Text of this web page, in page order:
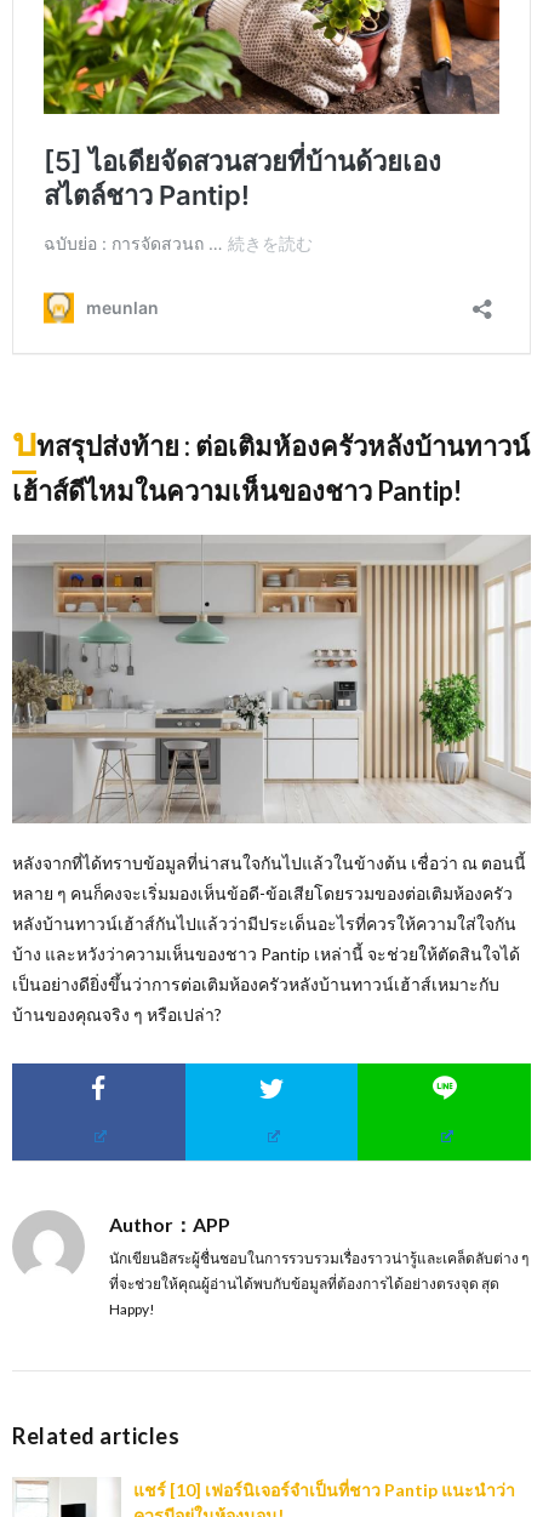
บทสรุปส่งท้าย : ต่อเติมห้องครัวหลังบ้านทาวน์
เฮ้าส์ดีไหมในความเห็นของชาว Pantip!
หลังจากที่ได้ทราบข้อมูลที่น่าสนใจกันไปแล้วในข้างต้น เชื่อว่า ณ ตอนนี้
หลาย ๆ คนก็คงจะเริ่มมองเห็นข้อดี-ข้อเสียโดยรวมของต่อเติมห้องครัว
หลังบ้านทาวน์เฮ้าส์กันไปแล้วว่ามีประเด็นอะไรที่ควรให้ความใส่ใจกัน
บ้าง และหวังว่าความเห็นของชาว Pantip เหล่านี้ จะช่วยให้ตัดสินใจได้
เป็นอย่างดียิ่งขึ้นว่าการต่อเติมห้องครัวหลังบ้านทาวน์เฮ้าส์เหมาะกับ
บ้านของคุณจริง ๆ หรือเปล่า?
Author：APP
นักเขียนอิสระผู้ชื่นชอบในการรวบรวมเรื่องราวน่ารู้และเคล็ดลับต่าง ๆ
ที่จะช่วยให้คุณผู้อ่านได้พบกับข้อมูลที่ต้องการได้อย่างตรงจุด สุด
Happy!
Related articles
แชร์ [10] เฟอร์นิเจอร์จำเป็นที่ชาว Pantip แนะนำว่า